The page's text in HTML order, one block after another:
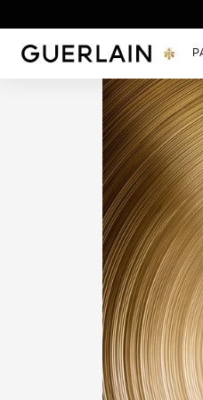
Guerlain - (Revenir